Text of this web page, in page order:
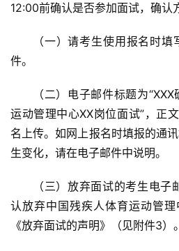
12:00前确认是否参加面试，确认
（一）请考生使用报名时
件。
（二）电子邮件标题为
运动管理中心XX岗位面试”，正
名上传。如网上报名时填报的通
生变化，请在电子邮件中说明。
（三）放弃面试的考生电子
认放弃中国残疾人体育运动管
《放弃面试的声明》（见附件3）。